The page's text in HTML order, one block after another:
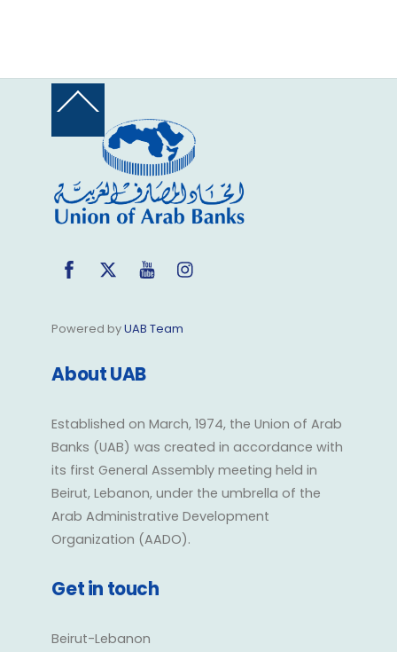
Back
Top
FacebookTwitter YouTube
Powered byUAB Team
About UAB
Established on March, 1974, the Union of Arab
Banks (UAB) was created in accordance with
its first General Assembly meeting held in
Beirut, Lebanon, under the umbrella of the
Arab Administrative Development
Organization (AADO).
Get in touch
Beirut-Lebanon